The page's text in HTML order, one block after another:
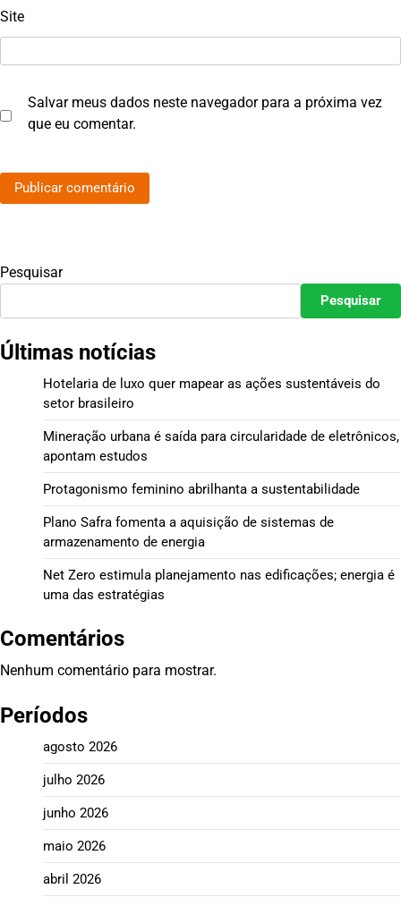
Site
Salvar meus dados neste navegador para a próxima vez
que eu comentar.
Pesquisar
Pesquisar
Últimas notícias
Hotelaria de luxo quer mapear as ações sustentáveis do
setor brasileiro
Mineração urbana é saída para circularidade de eletrônicos,
apontam estudos
Protagonismo feminino abrilhanta a sustentabilidade
Plano Safra fomenta a aquisição de sistemas de
armazenamento de energia
Net Zero estimula planejamento nas edificações; energia é
uma das estratégias
Comentários
Nenhum comentário para mostrar.
Períodos
agosto 2026
julho 2026
junho 2026
maio 2026
abril 2026